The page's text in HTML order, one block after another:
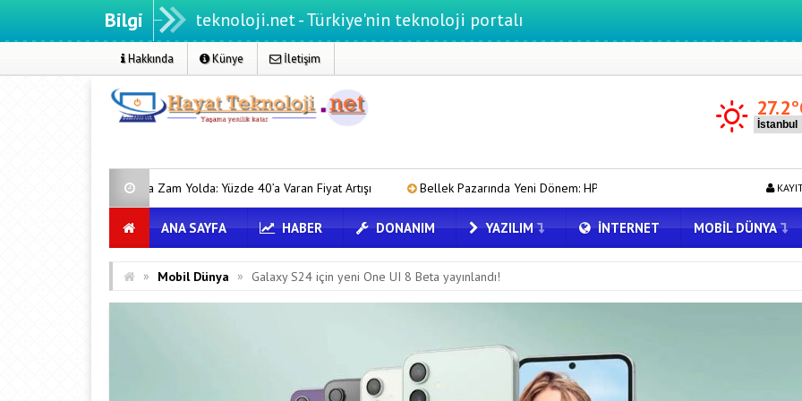
Bilgi
Hayatteknoloji.net - Türkiye'nin teknoloji portalı
Hakkında Künye İletişim
27.2
Zam Yolda: Yüzde 40’a Varan Fiyat Artışı Bellek Pazarında Yeni Dönem: HP ve Asus Çinli Tedarikçilere Geçiyor Pixel
ANA SAYFA HABER DONANIM YAZILIM İNTERNET MOBIL DÜNYA
» Mobil Dünya » Galaxy S24 için yeni One UI 8 Beta yayınlandı!